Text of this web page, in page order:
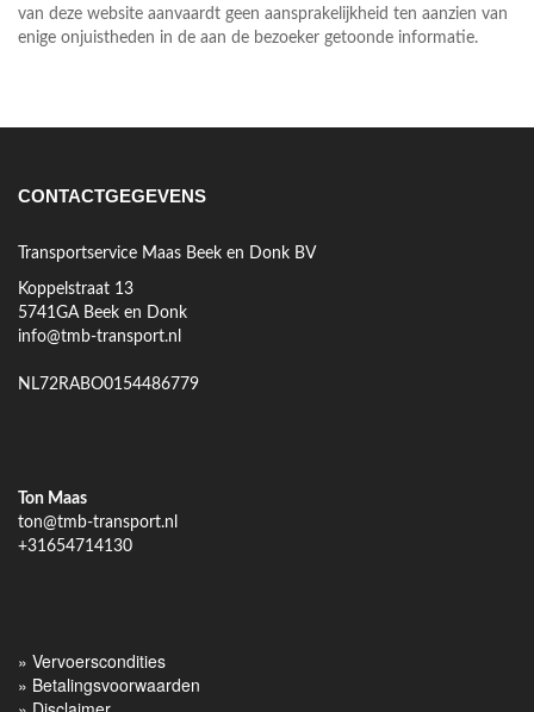
van deze website aanvaardt geen aansprakelijkheid ten aanzien van
enige onjuistheden in de aan de bezoeker getoonde informatie.
CONTACTGEGEVENS
Transportservice Maas Beek en Donk BV
Koppelstraat 13
5741GA Beek en Donk
info@tmb-transport.nl
NL72RABO0154486779
Ton Maas
ton@tmb-transport.nl
+31654714130
» Vervoerscondities
» Betalingsvoorwaarden